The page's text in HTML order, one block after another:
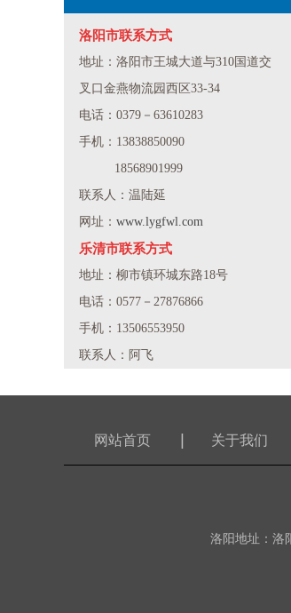
洛阳市联系方式
地址：洛阳市王城大道与310国道交
叉口金燕物流园西区33-34
电话：0379－63610283
手机：13838850090
18568901999
联系人：温陆延
网址： www.lygfwl.com
乐清市联系方式
地址：柳市镇环城东路18号
电话：0577－27876866
手机：13506553950
联系人：阿飞
网站首页 关于我们
洛阳地址：洛